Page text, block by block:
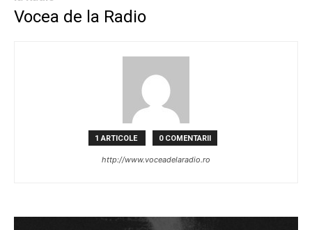
radio
Vocea de la Radio
1 ARTICOLE 0 COMENTARII
http://www.voceadelaradio.ro